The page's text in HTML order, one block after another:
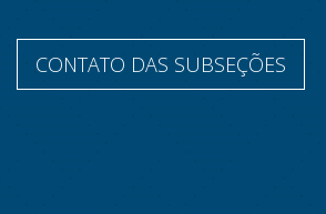
CONTATO DAS SUBSEÇÕES